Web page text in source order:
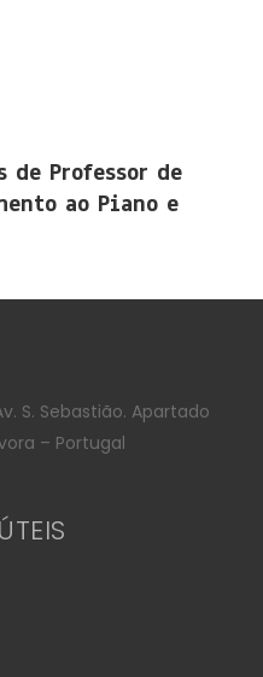
de Professor de
ao Piano e
S. Sebastião. Apartado
– Portugal